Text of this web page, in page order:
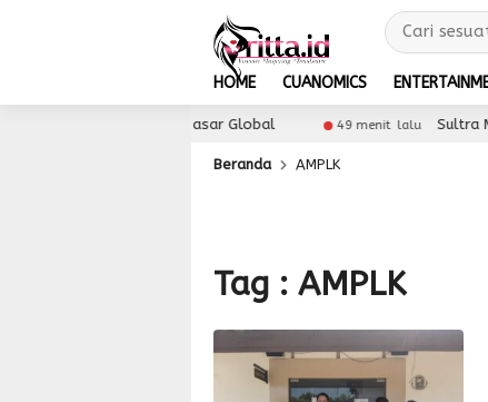
HOME CUANOMICS
Akses UMKM ke Pasar Global 49 menit lalu Sultra
Beranda AMPLK
Tag : AMPLK